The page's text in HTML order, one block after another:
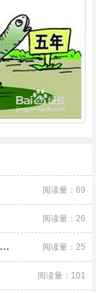
阅读量：69
阅读量：26
下列哪个不是中国六大古都之一a南昌b开封c西d洛阳 阅读量：25
阅读量：101